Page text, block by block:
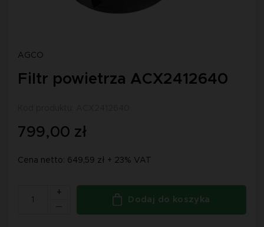
AGCO
Filtr powietrza ACX2412640
799,00 zł
Cena netto: 649,59 zł + 23% VAT
+
Dodaj do koszyka